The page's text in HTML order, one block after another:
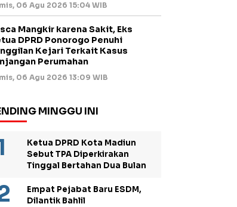
06 Agu 2026 15:04 WIB
Mangkir karena Sakit, Eks
DPRD Ponorogo Penuhi
Kejari Terkait Kasus
Perumahan
06 Agu 2026 13:09 WIB
MINGGU INI
Ketua DPRD Kota Madiun
Sebut TPA Diperkirakan
Tinggal Bertahan Dua Bulan
Empat Pejabat Baru ESDM,
Dilantik Bahlil